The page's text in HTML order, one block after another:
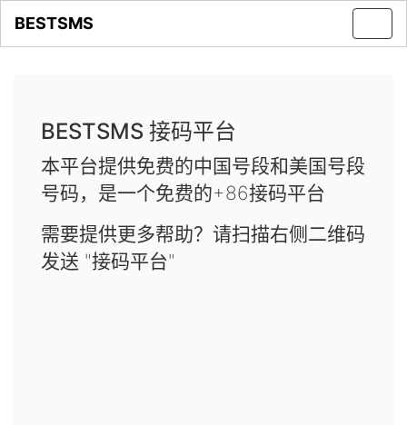
BESTSMS
BESTSMS 接码平台
本平台提供免费的中国号段和美国号段
号码，是一个免费的+86接码平台
需要提供更多帮助？请扫描右侧二维码
发送 "接码平台"